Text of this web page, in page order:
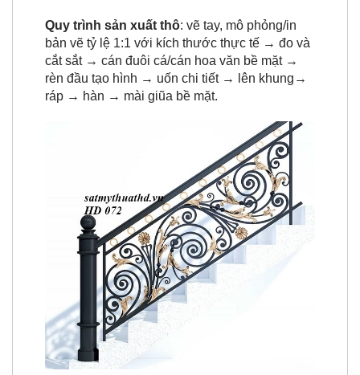
Quy trình sản xuất thô: vẽ tay, mô phỏng/in
bản vẽ tỷ lệ 1:1 với kích thước thực tế → đo và
cắt sắt → cán đuôi cá/cán hoa văn bề mặt →
rèn đầu tạo hình → uốn chi tiết → lên khung→
ráp → hàn → mài giũa bề mặt.